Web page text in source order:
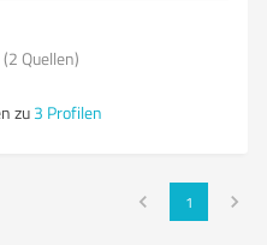
(2 Quellen)
zu 3 Profilen
1